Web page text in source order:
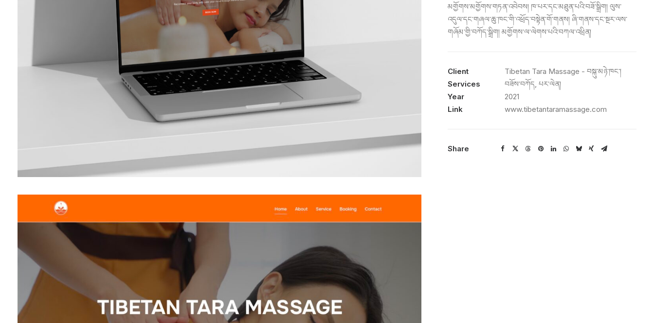
མགྱོགས་མགྱོགས་གཏན་འབེབས། ཁ་པར་དང་མཐུན་པའི་བཟོ་སྒྲིག། ལུས་
འདུལ་དང་གཞལ་ཆུ་ཁང་གི་འཕྲོད་བསྟེན་གོ་གནས། ཞི་གནས་དང་སྔར་ལས་
གཞོམ་གྱི་བཀོད་སྒྲིག། མགྱོགས་ལ་ལེགས་པའི་བཀལ་འཕྲིན།
Client
Tibetan Tara Massage - བསྐུ་མཉེ་ཁང་།
Services
བཟོས་བཀོད, པར་ལེན།
Year
2021
Link
www.tibetantaramassage.com
Share